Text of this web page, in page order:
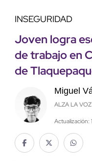
INSEGURIDAD
Joven logra
de trabajo en
de
Miguel
ALZA LA VOZ
Actualización: